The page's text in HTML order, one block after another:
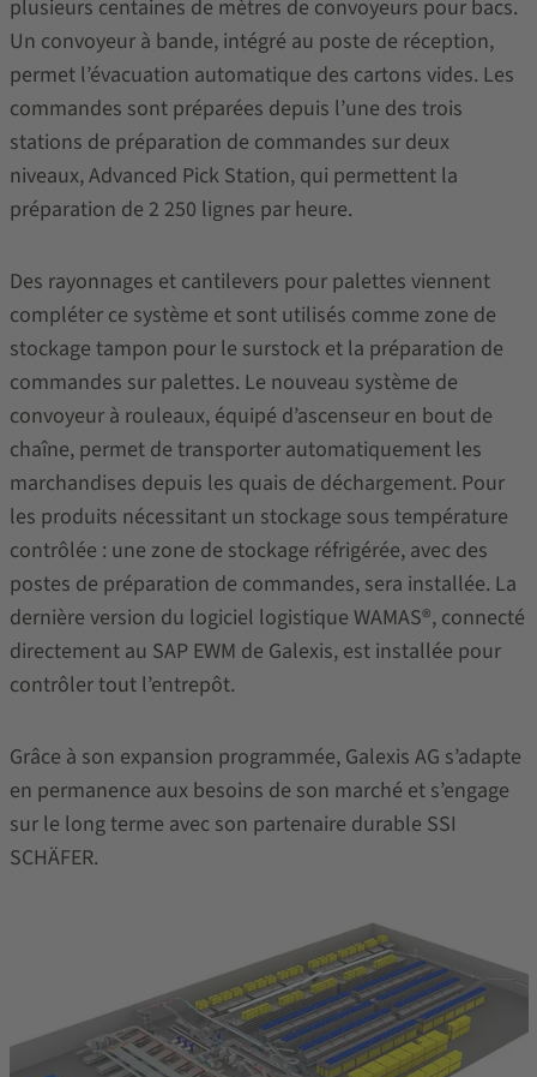
plusieurs centaines de mètres de convoyeurs pour bacs.
Un convoyeur à bande, intégré au poste de réception,
permet l’évacuation automatique des cartons vides. Les
commandes sont préparées depuis l’une des trois
stations de préparation de commandes sur deux
niveaux, Advanced Pick Station, qui permettent la
préparation de 2 250 lignes par heure.
Des rayonnages et cantilevers pour palettes viennent
compléter ce système et sont utilisés comme zone de
stockage tampon pour le surstock et la préparation de
commandes sur palettes. Le nouveau système de
convoyeur à rouleaux, équipé d’ascenseur en bout de
chaîne, permet de transporter automatiquement les
marchandises depuis les quais de déchargement. Pour
les produits nécessitant un stockage sous température
contrôlée : une zone de stockage réfrigérée, avec des
postes de préparation de commandes, sera installée. La
dernière version du logiciel logistique WAMAS®, connecté
directement au SAP EWM de Galexis, est installée pour
contrôler tout l’entrepôt.
Grâce à son expansion programmée, Galexis AG s’adapte
en permanence aux besoins de son marché et s’engage
sur le long terme avec son partenaire durable SSI
SCHÄFER.